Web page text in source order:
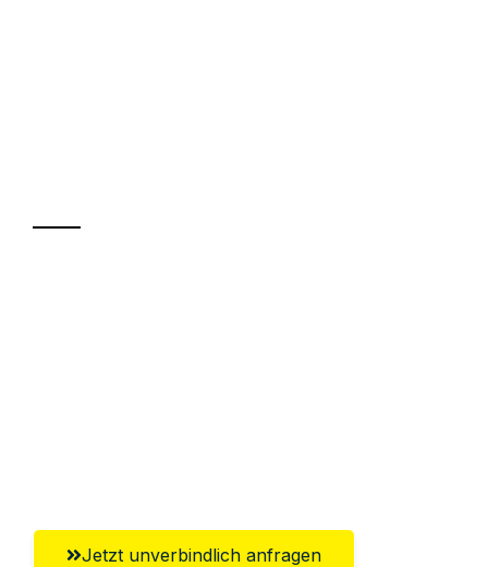
Jetzt unverbindlich anfragen